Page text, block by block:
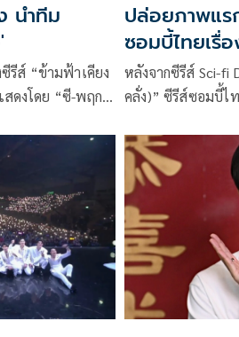
นำทีม
รีส์ “ข้ามฟ้าเคียง
สดงโดย “ซี-พฤกษ์
ดยติดอันดับ 1 และ
า 2 ล้านโพสต์
ปล่อยภาพแร
ซอมบี้ไทยเรื่
ลัยคลั่ง)'
หลังจากซีรีส์ Sci-fi
คลั่ง)” ซีรีส์ซอมบี้ไ
จับตามองอย่างมาก
เทรนด์ในแอปพลิ